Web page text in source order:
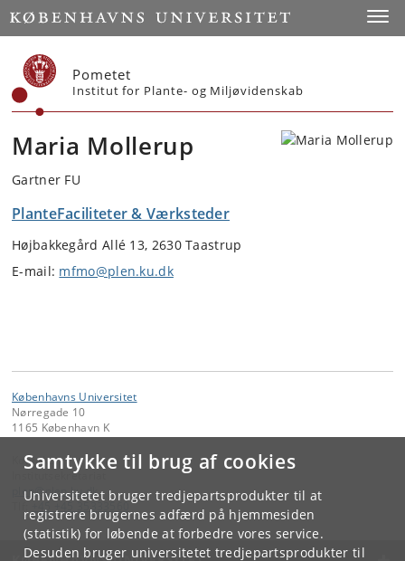
Samtykke til brug af cookies
Universitetet bruger tredjepartsprodukter til at
registrere brugernes adfærd på hjemmesiden
(statistik) for løbende at forbedre vores service.
Desuden bruger universitetet tredjepartsprodukter til
Start
Pometet
Institut for Plante- og Miljøvidenskab
Maria Mollerup
Gartner FU
PlanteFaciliteter & Værksteder
Højbakkegård Allé 13, 2630 Taastrup
E-mail: mfmo@plen.ku.dk
Københavns Universitet
Nørregade 10
1165 København K
Kontakt:
Institutsekretariat
plen@plen.ku.dk